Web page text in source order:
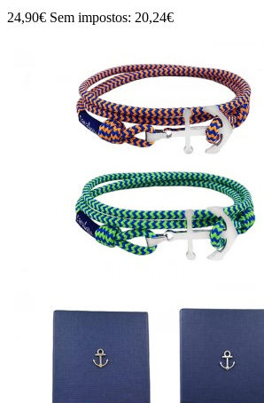
24,90€ Sem impostos: 20,24€